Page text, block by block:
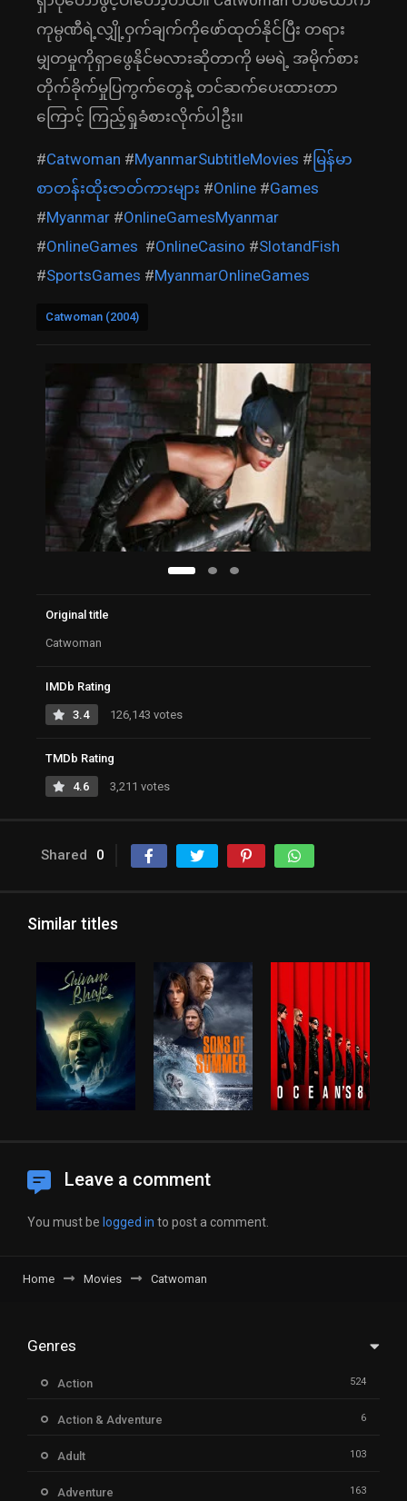
ကုမ္ပဏီရဲ့လျှို့ဝှက်ချက်ကိုဖော်ထုတ်နိုင်ပြီး တရား
မျှတမှုကိုရှာဖွေနိုင်မလားဆိုတာကို မမရဲ့ အမိုက်စား
တိုက်ခိုက်မှုပြကွက်တွေနဲ့ တင်ဆက်ပေးထားတာ
ကြောင့် ကြည့်ရှုခံစားလိုက်ပါဦး။
#Catwoman #MyanmarSubtitleMovies # မြန်မာ
စာတန်းထိုးဇာတ်ကားများ #Online #Games
#Myanmar #OnlineGamesMyanmar
#OnlineGames #OnlineCasino #SlotandFish
#SportsGames #MyanmarOnlineGames
Catwoman (2004)
Original title
Catwoman
IMDb Rating
3.4 126,143 votes
TMDb Rating
4.6 3,211 votes
Shared 0
Similar titles
Leave a comment
You must be logged in to post a comment.
Home Movies Catwoman
Genres
Action 524
Action & Adventure 6
Adult 103
Adventure 163